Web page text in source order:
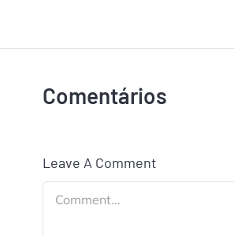
Comentários
Leave A Comment
Comment